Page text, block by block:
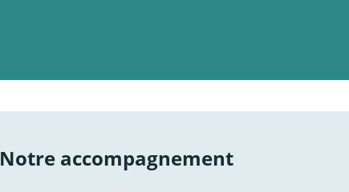
Notre accompagnement